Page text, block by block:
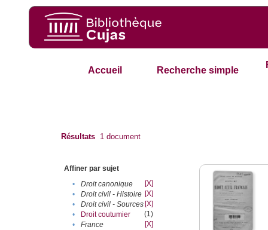
Accueil Recherche simple
Résultats 1 document
Affiner par sujet
•
Droit canonique
[X]
•
Droit civil - Histoire [X]
•
Droit civil - Sources [X]
•
Droit coutumier
(1)
•
France
[X]